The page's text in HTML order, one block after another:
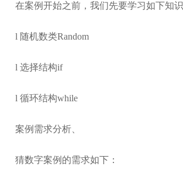
在案例开始之前，我们先要学习如下知识
l 随机数类Random
l 选择结构if
l 循环结构while
案例需求分析、
猜数字案例的需求如下：